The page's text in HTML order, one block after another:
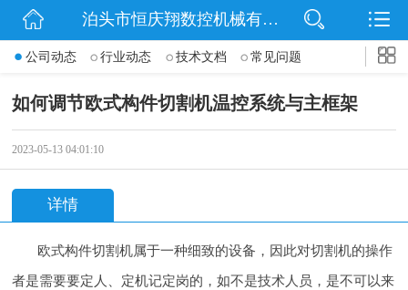
网站首页
动态
泊头市恒庆翔数控机械有限公司
公司动态 行业动态 技术文档 常见问题
如何调节欧式构件切割机温控系统与主框架
2023-05-13 04:01:10
详情
欧式构件切割机属于一种细致的设备，因此对切割机的操作
者是需要要定人、定机记定岗的，如不是技术人员，是不可以来